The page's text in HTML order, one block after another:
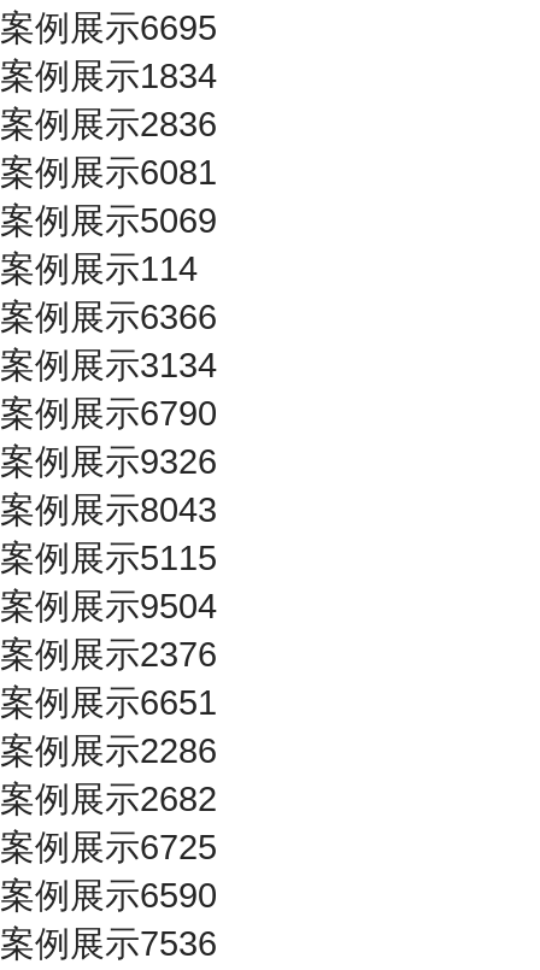
案例展示6695
案例展示1834
案例展示2836
案例展示6081
案例展示5069
案例展示114
案例展示6366
案例展示3134
案例展示6790
案例展示9326
案例展示8043
案例展示5115
案例展示9504
案例展示2376
案例展示6651
案例展示2286
案例展示2682
案例展示6725
案例展示6590
案例展示7536